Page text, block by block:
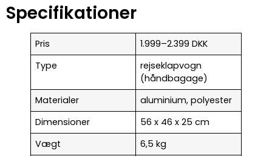
Specifikationer
Pris
1.999–2.399 DKK
Type
rejseklapvogn
(håndbagage)
Materialer
aluminium, polyester
Dimensioner
56 x 46 x 25 cm
Vægt
6,5 kg